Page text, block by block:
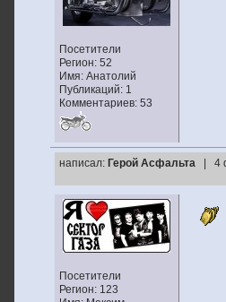
Посетители
Регион: 52
Имя: Анатолий
Публикаций: 1
Комментариев: 53
написал: Герой Асфальта | 4
Посетители
Регион: 123